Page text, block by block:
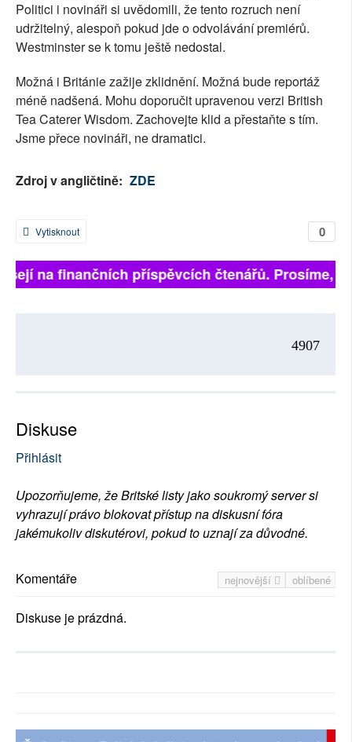
Politici i novináři si uvědomili, že tento rozruch není
udržitelný, alespoň pokud jde o odvolávání premiérů.
Westminster se k tomu ještě nedostal.
Možná i Británie zažije zklidnění. Možná bude reportáž
méně nadšená. Mohu doporučit upravenou verzi British
Tea Caterer Wisdom. Zachovejte klid a přestaňte s tím.
Jsme přece novináři, ne dramatici.
Zdroj v angličtině: ZDE
0
Vytisknout
na finančních příspěvcích čtenářů. Prosíme,
4907
Diskuse
Přihlásit
Upozorňujeme, že Britské listy jako soukromý server si
vyhrazují právo blokovat přístup na diskusní fóra
jakémukoliv diskutérovi, pokud to uznají za důvodné.
nejnovější oblíbené
Komentáře
Diskuse je prázdná.